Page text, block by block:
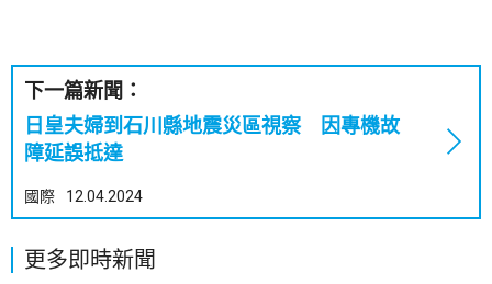
下一篇新聞：
日皇夫婦到石川縣地震災區視察 因專機故
障延誤抵達
國際 12.04.2024
更多即時新聞